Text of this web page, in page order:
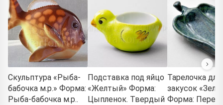
Скульптура «Рыба-
бабочка м.р.» Форма:
Рыба-бабочка м.р..
Подставка под яйцо
«Желтый» Форма:
Цыпленок. Твердый
Тарелочка для
закусок
Форма: Перец